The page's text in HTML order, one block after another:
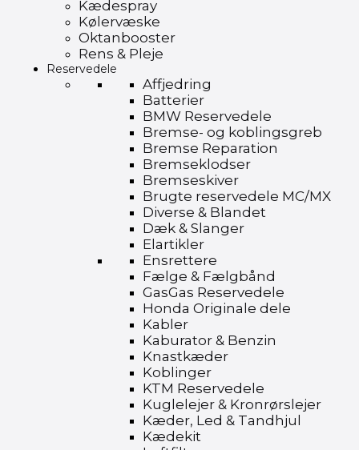
Kædespray
Kølervæske
Oktanbooster
Rens & Pleje
Reservedele
Affjedring
Batterier
BMW Reservedele
Bremse- og koblingsgreb
Bremse Reparation
Bremseklodser
Bremseskiver
Brugte reservedele MC/MX
Diverse & Blandet
Dæk & Slanger
Elartikler
Ensrettere
Fælge & Fælgbånd
GasGas Reservedele
Honda Originale dele
Kabler
Kaburator & Benzin
Knastkæder
Koblinger
KTM Reservedele
Kuglelejer & Kronrørslejer
Kæder, Led & Tandhjul
Kædekit